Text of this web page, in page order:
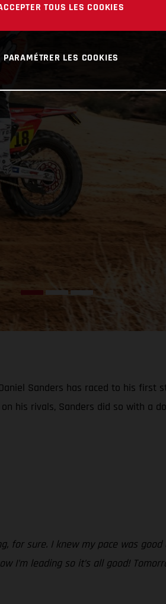
Sanders has raced to his
his rivals, Sanders did so with a
for sure. I knew my pace was
I’m leading so it’s all good!
TOUS LES COOKIES
PARAMÉTRER LES COOKIES